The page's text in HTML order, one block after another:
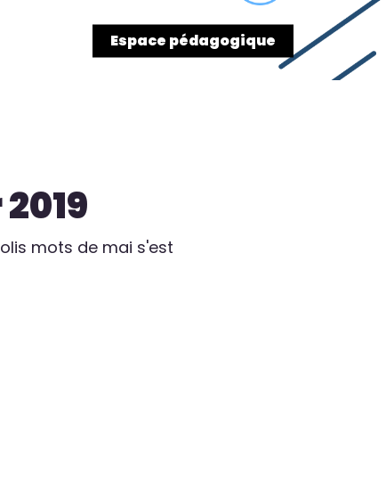
Espace pédagogique
mots de mai s'est